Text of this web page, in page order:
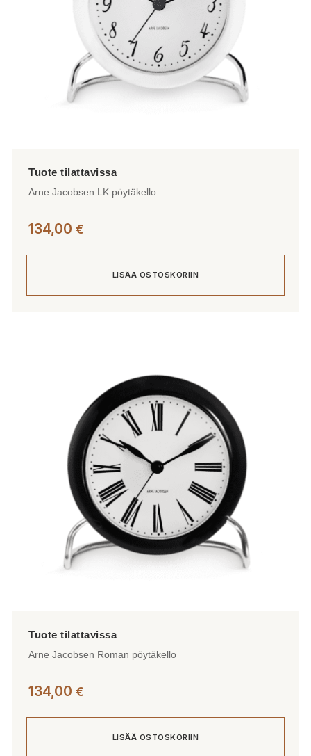
Arne Jacobsen LK pöytäkello
134,00 €
LISÄÄ OSTOSKORIIN
Arne Jacobsen Roman pöytäkello
134,00 €
LISÄÄ OSTOSKORIIN